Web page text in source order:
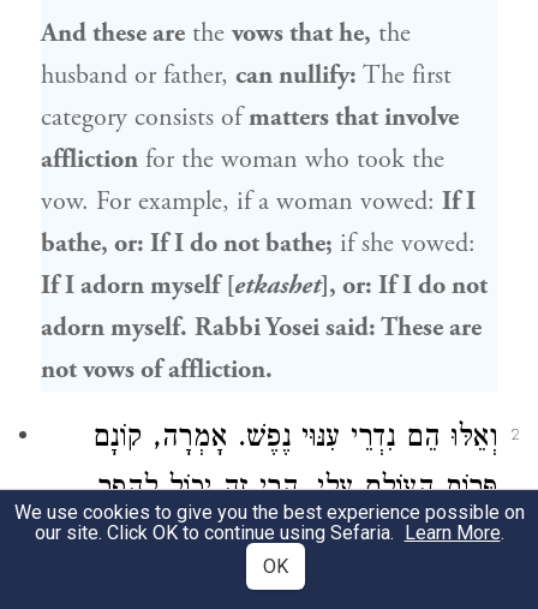
And these are the vows that he, the
husband or father, can nullify: The first
category consists ofmatters that involve
affliction for the woman who took the
vow. For example, if a woman vowed: If I
bathe, or: If I do not bathe; if she vowed:
If I adorn myself [etkashet], or: If I do not
adorn myself. Rabbi Yoseisaid: These are
not vows of affliction.
2
וְאֵלּוּ הֵם נִדְרֵי עִנּוּי נֶפֶשׁ. אָמְרָה, קוֹנָם
פֵּרוֹת הָעוֹלָם עָלָי, הֲרֵי זֶה יָכוֹל לְהָפֵר.
פֵּרוֹת מְדִינָה עָלָי, יָבִיא לָהּ מִמְּדִינָה
אַחֶרֶת. פֵּרוֹת חֶנְוָנִי זֶה עָלָי, אֵינוֹ יָכוֹל
We use cookies to give you the best experience possible on
our site. Click OK to continue using Sefaria. Learn More.
OK